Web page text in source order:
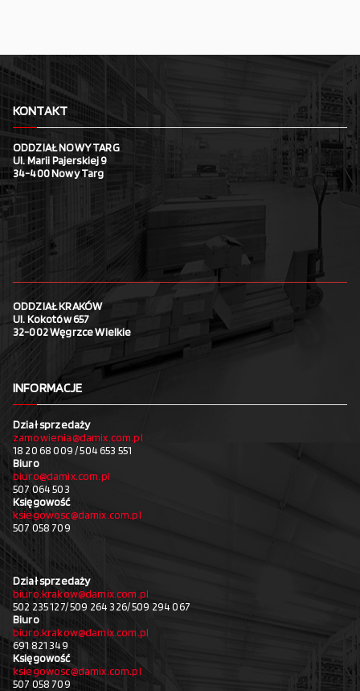
KONTAKT
ODDZIAŁ NOWY TARG
Ul. Marii Pajerskiej 9
34-400 Nowy Targ
ODDZIAŁ KRAKÓW
Ul. Kokotów 657
32-002 Węgrzce Wielkie
INFORMACJE
Dział sprzedaży
zamowienia@damix.com.pl
18 20 68 009 / 504 653 551
Biuro
biuro@damix.com.pl
507 064 503
Księgowość
ksiegowosc@damix.com.pl
507 058 709
Dział sprzedaży
biuro.krakow@damix.com.pl
502 235 127/ 509 264 326/ 509 294 067
Biuro
biuro.krakow@damix.com.pl
691 821 349
Księgowość
ksiegowosc@damix.com.pl
507 058 709